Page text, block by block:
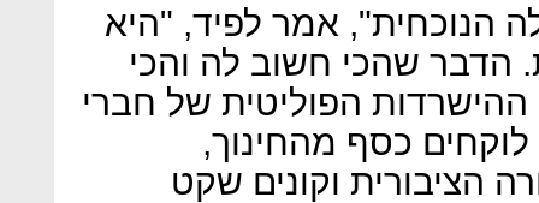
הנוכחית", אמר לפיד, "היא
שהכי חשוב לה והכי
הפוליטית של חברי
כסף מהחינוך,
הציבורית וקונים שקט